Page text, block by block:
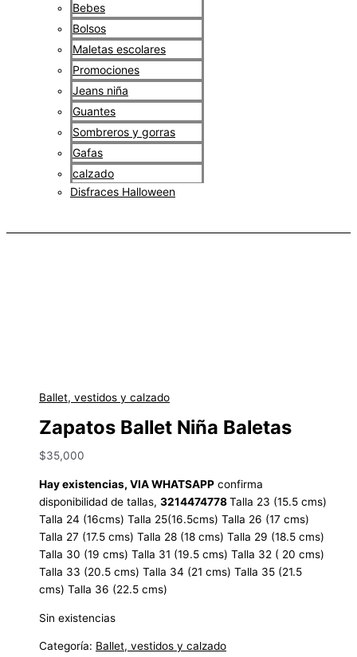
Bebes
Bolsos
Maletas escolares
Promociones
Jeans niña
Guantes
Sombreros y gorras
Gafas
calzado
Disfraces Halloween
Ballet, vestidos y calzado
Zapatos Ballet Niña Baletas
$35,000
Hay existencias, VIA WHATSAPP confirma
disponibilidad de tallas,3214474778Talla 23 (15.5 cms)
Talla 24 (16cms) Talla 25(16.5cms) Talla 26 (17 cms)
Talla 27 (17.5 cms) Talla 28 (18 cms) Talla 29 (18.5 cms)
Talla 30 (19 cms) Talla 31 (19.5 cms) Talla 32 ( 20 cms)
Talla 33 (20.5 cms) Talla 34 (21 cms) Talla 35 (21.5
cms) Talla 36 (22.5 cms)
Sin existencias
Categoría: Ballet, vestidos y calzado